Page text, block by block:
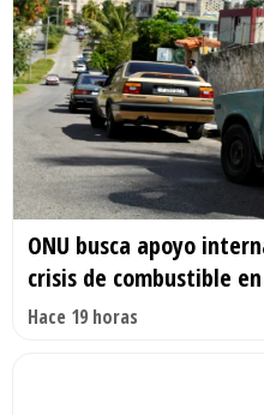
ONU busca apoyo
crisis de combustible en
Hace 19 horas